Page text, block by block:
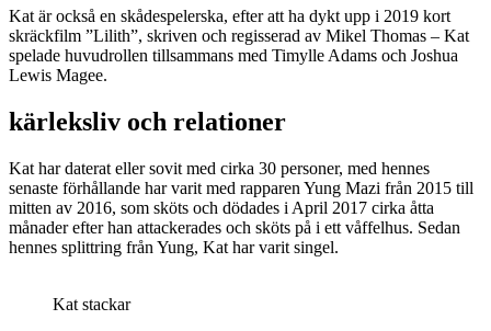
Kat är också en skådespelerska, efter att ha dykt upp i 2019 kort
skräckfilm ”Lilith”, skriven och regisserad av Mikel Thomas – Kat
spelade huvudrollen tillsammans med Timylle Adams och Joshua
Lewis Magee.
kärleksliv och relationer
Kat har daterat eller sovit med cirka 30 personer, med hennes
senaste förhållande har varit med rapparen Yung Mazi från 2015 till
mitten av 2016, som sköts och dödades i April 2017 cirka åtta
månader efter han attackerades och sköts på i ett våffelhus. Sedan
hennes splittring från Yung, Kat har varit singel.
Kat stackar